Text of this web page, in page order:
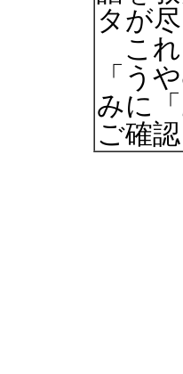
タが
これ
「う
みに
ご確